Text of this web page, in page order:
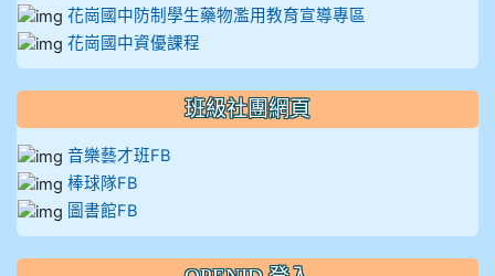
花崗國中防制學生藥物濫用教育宣導專區
花崗國中資優課程
班級社團網頁
音樂藝才班FB
棒球隊FB
圖書館FB